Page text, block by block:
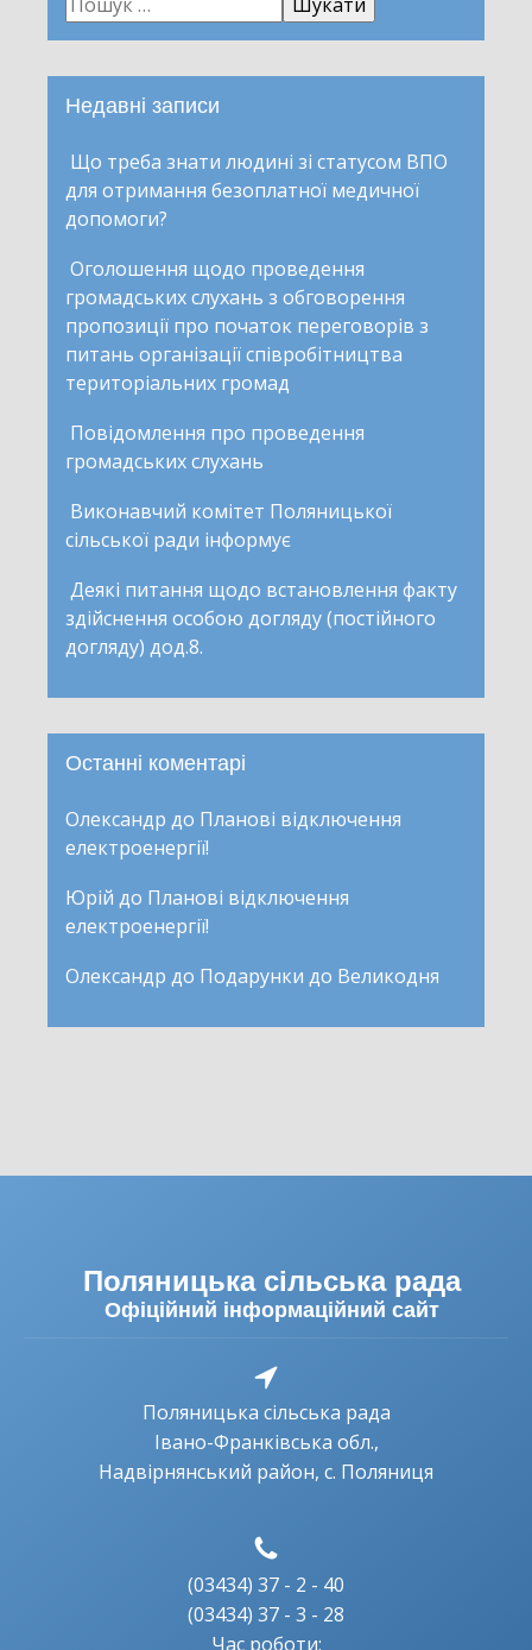
Недавні записи
Що треба знати людині зі статусом ВПО
для отримання безоплатної медичної
допомоги?
Оголошення щодо проведення
громадських слухань з обговорення
пропозиції про початок переговорів з
питань організації співробітництва
територіальних громад
Повідомлення про проведення
громадських слухань
Виконавчий комітет Поляницької
сільської ради інформує
Деякі питання щодо встановлення факту
здійснення особою догляду (постійного
догляду) дод.8.
Останні коментарі
Олександр до Планові відключення
електроенергії!
Юрій до Планові відключення
електроенергії!
Олександр до Подарунки до Великодня
Поляницька сільська рада
Офіційний інформаційний сайт
Поляницька сільська рада
Івано-Франківська обл.,
Надвірнянський район, с. Поляниця
(03434) 37 - 2 - 40
(03434) 37 - 3 - 28
Час роботи: